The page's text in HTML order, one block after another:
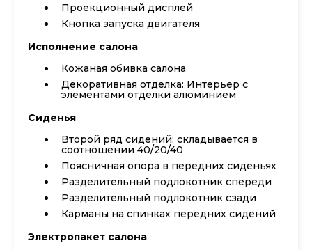
Проекционный дисплей
Кнопка запуска двигателя
Исполнение салона
Кожаная обивка салона
Декоративная отделка: Интерьер с
элементами отделки алюминием
Сиденья
Второй ряд сидений: складывается в
соотношении 40/20/40
Поясничная опора в передних сиденьях
Разделительный подлокотник спереди
Разделительный подлокотник сзади
Карманы на спинках передних сидений
Электропакет салона